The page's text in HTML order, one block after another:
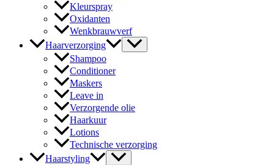
Kleurspray
Oxidanten
Wenkbrauwverf
Haarverzorging
Shampoo
Conditioner
Maskers
Leave in
Verzorgende olie
Haarkuur
Lotions
Technische verzorging
Haarstyling